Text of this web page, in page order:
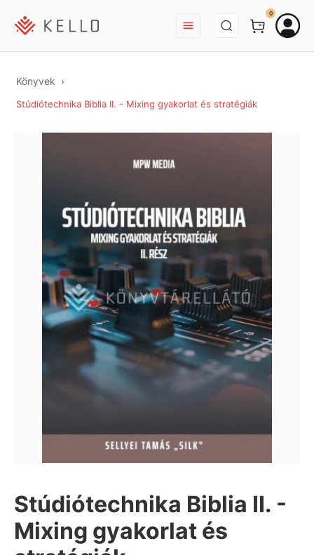
BEJELENTKEZÉS
0
Könyvek
Stúdiótechnika Biblia II. - Mixing gyakorlat és stratégiák
Stúdiótechnika Biblia II. -
Mixing gyakorlat és